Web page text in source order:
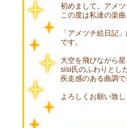
初めまして。アメツ
この度は私達の楽
「アメツチ絵日記
です。
大空を飛びながら
sisi氏のふわりとし
疾走感のある曲調で
よろしくお願い致し